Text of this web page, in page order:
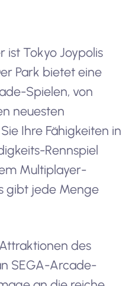
ist Tokyo Joypolis
Park bietet eine
Spielen, von
neuesten
Ihre Fähigkeiten in
Rennspiel
Multiplayer-
gibt jede Menge
des
SEGA-Arcade-